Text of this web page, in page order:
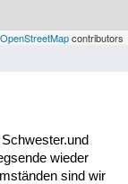
OpenStreetMapcontributors
wieder
sind wir